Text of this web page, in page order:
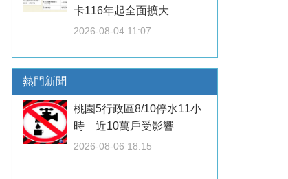
卡116年起全面擴大
2026-08-04 11:07
熱門新聞
桃園5行政區8/10停水11小
時 近10萬戶受影響
2026-08-06 18:15